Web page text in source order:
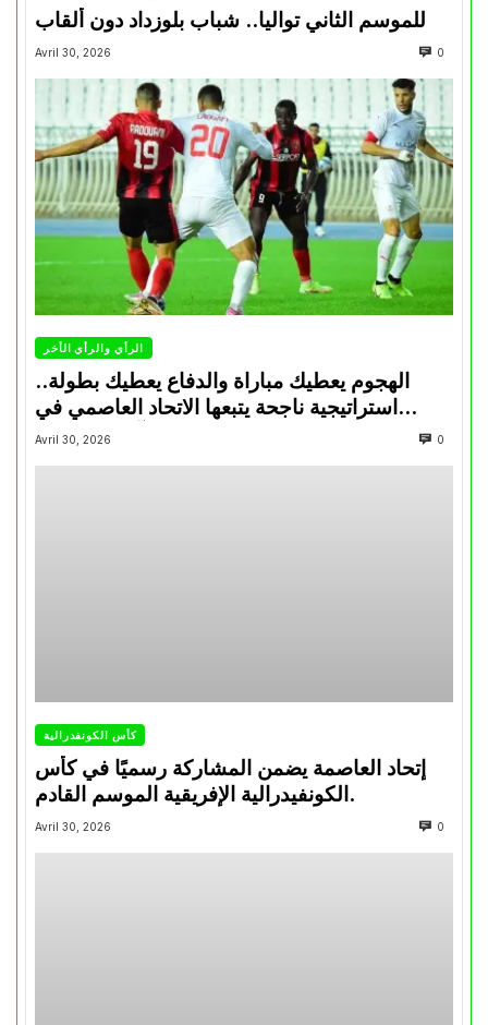
للموسم الثاني تواليا.. شباب بلوزداد دون ألقاب
Avril 30, 2026 0
الرأي والرأي الأخر
الهجوم يعطيك مباراة والدفاع يعطيك بطولة..
استراتيجية ناجحة يتبعها الاتحاد العاصمي في
تتويجاته آخر السنوات
Avril 30, 2026 0
كأس الكونفدرالية
إتحاد العاصمة يضمن المشاركة رسميًا في كأس
الكونفيدرالية الإفريقية الموسم القادم.
Avril 30, 2026 0